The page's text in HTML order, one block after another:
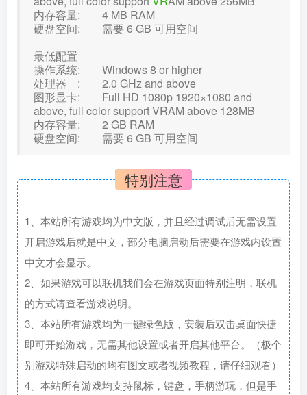
内存容量: 4 MB RAM
硬盘空间: 需要 6 GB 可用空间
最低配置
操作系统: Windows 8 or higher
处理器 : 2.0 GHz and above
图形显卡: Full HD 1080p 1920×1080 and
above, full color support VRAM above 128MB
内存容量: 2 GB RAM
硬盘空间: 需要 6 GB 可用空间
特别注意
1、本站所有游戏均为中文版，并且经过调试后无需设置
开启游戏后就是中文，部分电脑启动后需要在游戏内设置
中文才会显示。
2、如果游戏可以联机我们会在游戏页面特别注明，联机
的方式请查看游戏说明。
3、本站所有游戏均为一键绿色版，安装后双击桌面快捷
即可开始游戏，无需其他设置或者开启其他平台。（极个
别游戏特殊启动的均有图文或者视频教程，请仔细观看）
4、本站所有游戏均支持鼠标，键盘，手柄游玩，但是手